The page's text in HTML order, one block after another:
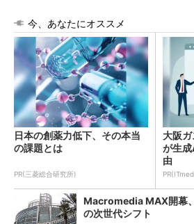
今、あなたにオススメ
日本の創薬力低下、その本当
の課題とは
PR(三菱総合研究所)
大阪
が生
由
Macromedia MAX開幕
の次世代シフト